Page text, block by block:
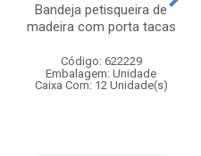
Bandeja petisqueira de
madeira com porta tacas
Código: 622229
Embalagem: Unidade
Caixa Com: 12 Unidade(s)